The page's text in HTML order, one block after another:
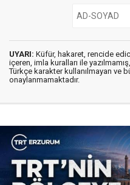
UYARI: Küfür, hakaret, rencide
içeren, imla kuralları ile yazılmamış,
Türkçe karakter kullanılmayan ve
onaylanmamaktadır.